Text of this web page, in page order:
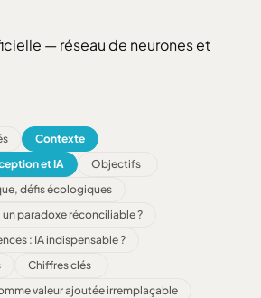
Contexte
et IA
Objectifs
défis écologiques
paradoxe réconciliable ?
: IA indispensable ?
Chiffres clés
valeur ajoutée irremplaçable